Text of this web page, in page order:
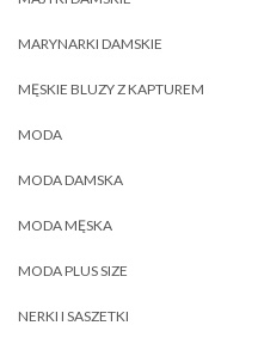
MARYNARKI DAMSKIE
MĘSKIE BLUZY Z KAPTUREM
MODA
MODA DAMSKA
MODA MĘSKA
MODA PLUS SIZE
NERKI I SASZETKI